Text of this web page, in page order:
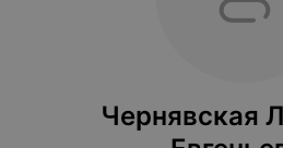
Чернявская